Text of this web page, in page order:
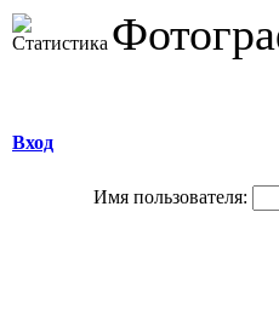
Вход
Имя пользователя: